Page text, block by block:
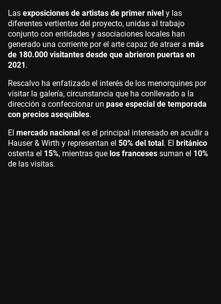
Las exposiciones de artistas de primer nivel y las
diferentes vertientes del proyecto, unidas al trabajo
conjunto con entidades y asociaciones locales han
generado una corriente por el arte capaz de atraer a más
de 180.000 visitantes desde que abrieron puertas en
2021.
Rescalvo ha enfatizado el interés de los menorquines por
visitar la galería, circunstancia que ha conllevado a la
dirección a confeccionar un pase especial de temporada
con precios asequibles.
El mercado nacional es el principal interesado en acudir a
Hauser & Wirth y representan el 50% del total. El británico
ostenta el 15%, mientras que los franceses suman el 10%
de las visitas.